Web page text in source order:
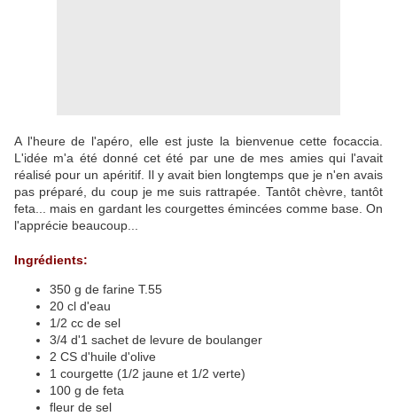
A l'heure de l'apéro, elle est juste la bienvenue cette focaccia.
L'idée m'a été donné cet été par une de mes amies qui l'avait
réalisé pour un apéritif. Il y avait bien longtemps que je n'en avais
pas préparé, du coup je me suis rattrapée. Tantôt chèvre, tantôt
feta... mais en gardant les courgettes émincées comme base. On
l'apprécie beaucoup...
Ingrédients:
350 g de farine T.55
20 cl d'eau
1/2 cc de sel
3/4 d'1 sachet de levure de boulanger
2 CS d'huile d'olive
1 courgette (1/2 jaune et 1/2 verte)
100 g de feta
fleur de sel